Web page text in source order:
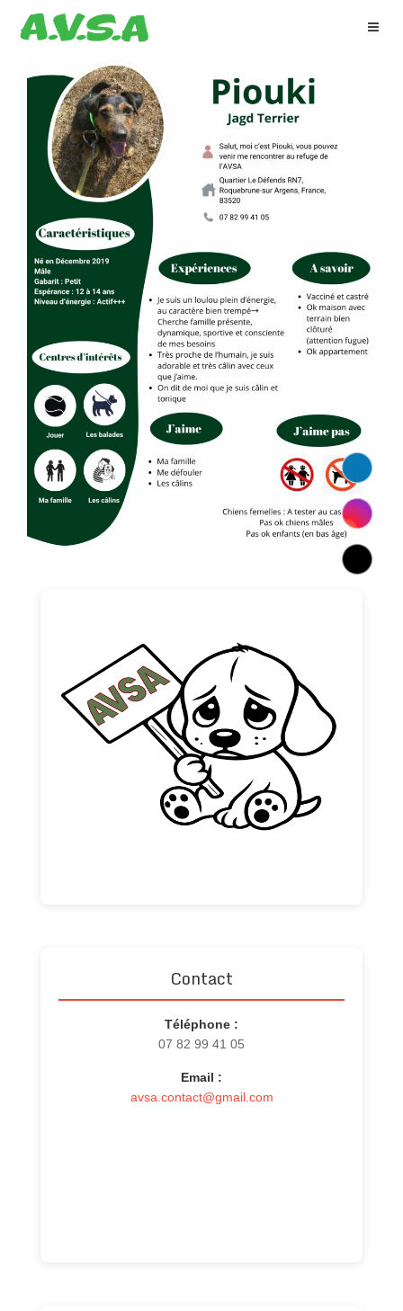
Contact
Téléphone :
07 82 99 41 05
Email :
avsa.contact@gmail.com